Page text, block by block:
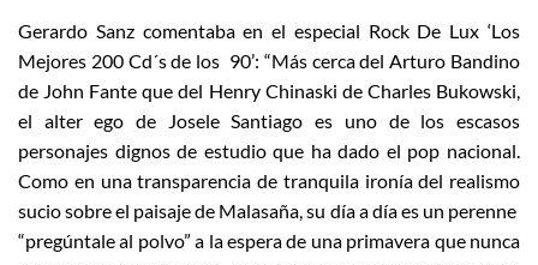
Gerardo Sanz comentaba en el especial Rock De Lux ‘Los
Mejores 200 Cd´s de los 90’: “Más cerca del Arturo Bandino
de John Fante que del Henry Chinaski de Charles Bukowski,
el alter ego de Josele Santiago es uno de los escasos
personajes dignos de estudio que ha dado el pop nacional.
Como en una transparencia de tranquila ironía del realismo
sucio sobre el paisaje de Malasaña, su día a día es un perenne
“pregúntale al polvo” a la espera de una primavera que nunca